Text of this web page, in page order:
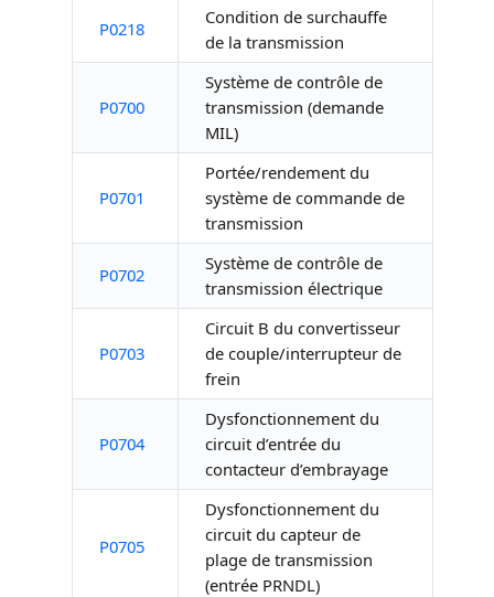
P0218
Condition de surchauffe
de la transmission
P0700
Système de contrôle de
transmission (demande
MIL)
P0701
Portée/rendement du
système de commande de
transmission
P0702
Système de contrôle de
transmission électrique
P0703
Circuit B du convertisseur
de couple/interrupteur de
frein
P0704
Dysfonctionnement du
circuit d’entrée du
contacteur d’embrayage
P0705
Dysfonctionnement du
circuit du capteur de
plage de transmission
(entrée PRNDL)